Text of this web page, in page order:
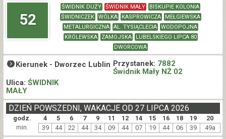
52
ŚWIDNIK DUŻY ŚWIDNIK MAŁY
BISKUPIE KOLONIA
ŚWIDNICZEK
WÓLKA KASPROWICZA
MEŁGIEWSKA
METALURGICZNA
AL. TYSIĄCLECIA
WODOPOJNA
KRÓLEWSKA
ZAMOJSKA
LUBELSKIEGO LIPCA 80
DWORCOWA
Kierunek - Dworzec Lublin Przystanek: 7882
Świdnik Mały NŻ 02
Ulica: ŚWIDNIK
MAŁY
godz. 4 5 6 7 9 11 12 14 15 16 18 19 20
DZIEŃ POWSZEDNI, WAKACJE OD 27 LIPCA 2026
min. 39 44 22 44 34 09 44 07 19 44 06 39 49a